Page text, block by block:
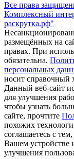
Все права
Комплексный
раскрутка.рф"
размещённых на
правах. При
обязательна.
персональных
носит справочный
Данный веб-сайт
для улучшения
чтобы узнать
сайте, прочтите
похожих
соглашаетесь с
Вашем устройстве
улучшения